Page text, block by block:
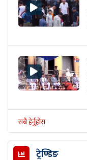
सबै हेर्नुहोस
ट्रेण्डिङ